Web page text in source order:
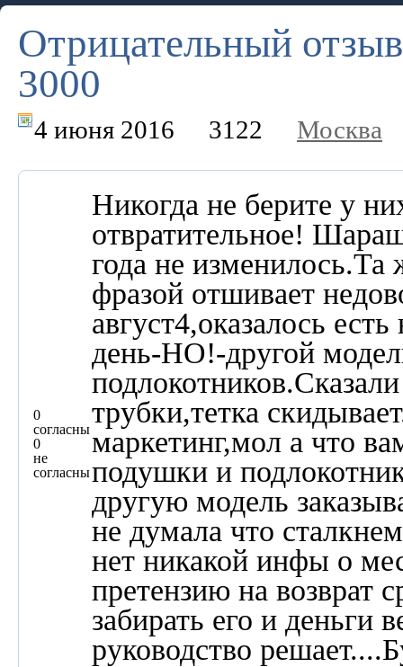
Отрицательный
3000
4 июня 2016 3122 Москва
0
согласны
0
не
согласны
Никогда не берите у
отвратительное!
года не изменилось.Та
фразой отшивает
август4,оказалось
день-НО!-другой
трубки,тетка
маркетинг,мол а что
подушки и
другую модель
не думала что
нет никакой инфы о
претензию на возврат
забирать его и деньги
руководство